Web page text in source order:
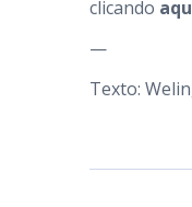
clicando
—
Texto: